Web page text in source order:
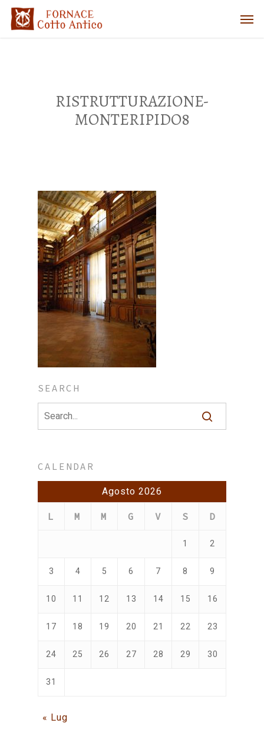
RISTRUTTURAZIONE-
MONTERIPIDO8
SEARCH
CALENDAR
Agosto 2026
L M M G V S D
1 2
3 4 5 6 7 8 9
10 11 12 13 14 15 16
17 18 19 20 21 22 23
24 25 26 27 28 29 30
31
« Lug